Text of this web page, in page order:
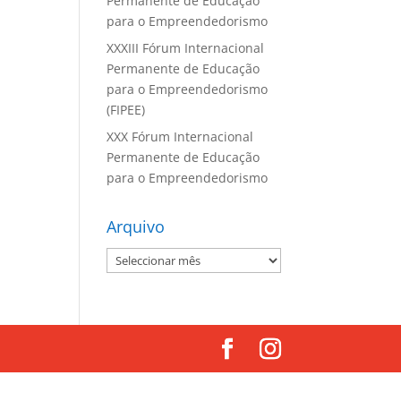
para o Empreendedorismo
XXXIII Fórum Internacional
Permanente de Educação
para o Empreendedorismo
(FIPEE)
XXX Fórum Internacional
Permanente de Educação
para o Empreendedorismo
Arquivo
Arquivo